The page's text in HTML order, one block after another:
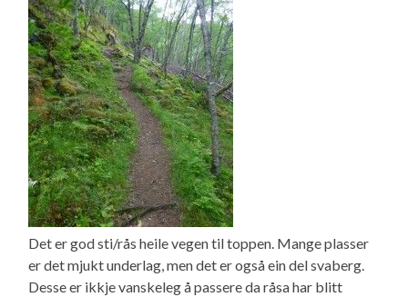
Det er god sti/rås heile vegen til toppen. Mange plasser
er det mjukt underlag, men det er også ein del svaberg.
Desse er ikkje vanskeleg å passere da råsa har blitt